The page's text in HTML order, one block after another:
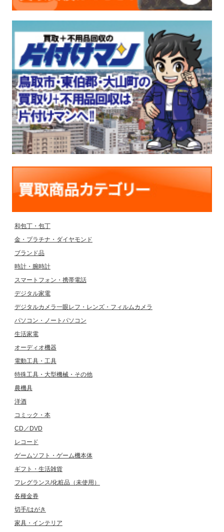
和包丁・包丁
金・プラチナ・ダイヤモンド
ブランド品
時計・腕時計
スマートフォン・携帯電話
デジタル家電
デジタルカメラ一眼レフ・レンズ・フィルムカメラ
パソコン・ノートパソコン
生活家電
オーディオ機器
電動工具・工具
特殊工具・大型機械・その他
農機具
洋酒
コミック・本
CD／DVD
レコード
ゲームソフト・ゲーム機本体
ギフト・生活雑貨
フレグランス/化粧品（未使用）
各種金券
切手/はがき
家具・インテリア